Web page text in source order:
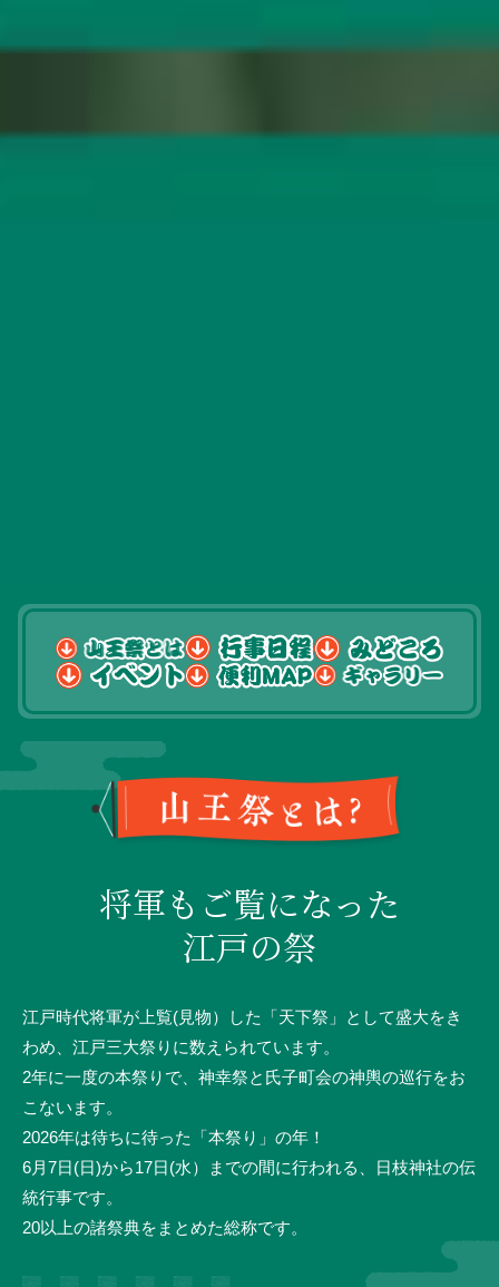
将軍もご覧になった
江戸の祭
江戸時代将軍が上覧(見物）した「天下祭」として盛大をき
わめ、江戸三大祭りに数えられています。
2年に一度の本祭りで、神幸祭と氏子町会の神輿の巡行をお
こないます。
2026年は待ちに待った「本祭り」の年！
6月7日(日)から17日(水）までの間に行われる、日枝神社の伝
統行事です。
20以上の諸祭典をまとめた総称です。